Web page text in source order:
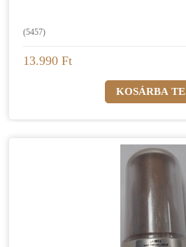
(5457)
13.990 Ft